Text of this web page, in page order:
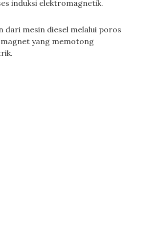
induksi elektromagnetik.
mesin diesel melalui poros
yang memotong